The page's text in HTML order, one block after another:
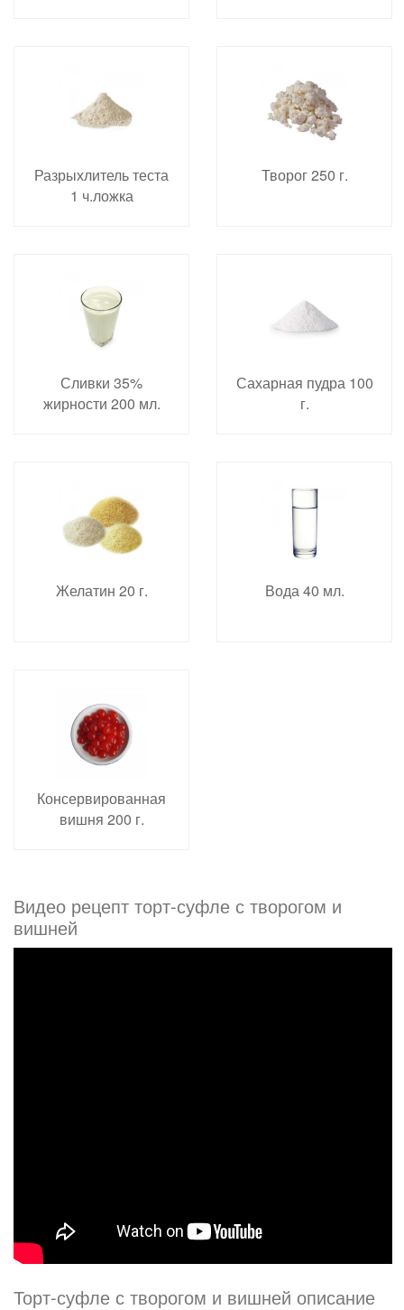
Разрыхлитель теста
1 ч.ложка
Творог 250 г.
Сливки 35%
жирности 200 мл.
Сахарная пудра 100
г.
Желатин 20 г. Вода 40 мл.
Консервированная
вишня 200 г.
Видео рецепт торт-суфле с творогом и
вишней
Торт-суфле с творогом и вишней описание